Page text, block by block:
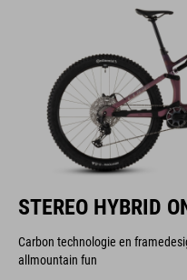
STEREO HYBRID
Carbon technologie en
allmountain fun